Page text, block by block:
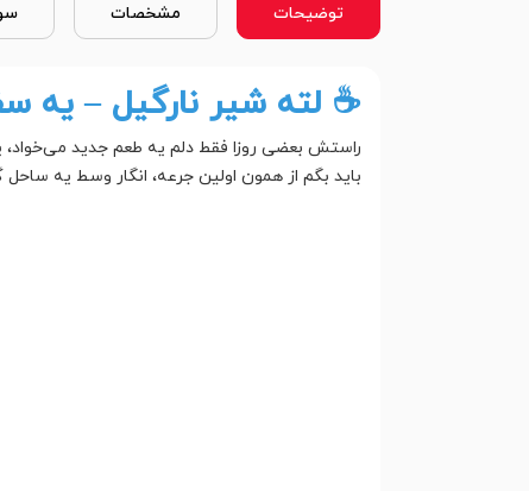
توضیحات مشخصات
☕ لته شیر نارگیل – یه
راستش بعضی روزا فقط دلم یه طعم جدید
باید بگم از همون اولین جرعه، انگار وسط یه